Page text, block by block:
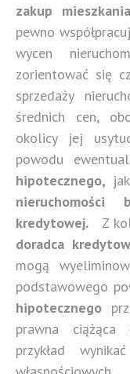
zakup
pewno
wycen
zorientować się
sprzedaży
średnich cen,
okolicy jej
powodu
hipotecznego,
nieruchomości
kredytowej.
Z
doradca
mogą
podstawowego
hipotecznego
prawna ciążąca
przykład